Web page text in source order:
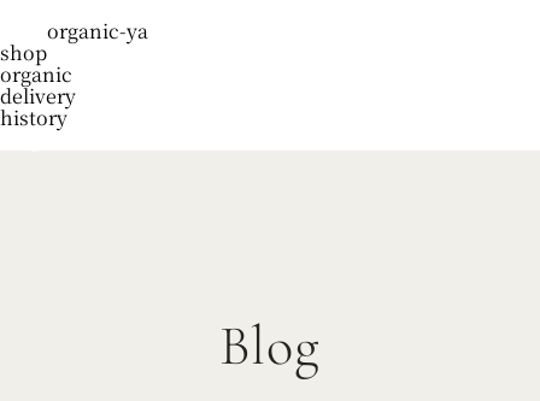
organic-ya
shop
organic
delivery
history
Blog